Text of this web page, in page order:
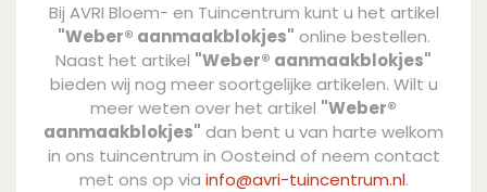
Bij AVRI Bloem- en Tuincentrum kunt u het artikel
"Weber® aanmaakblokjes" online bestellen.
Naast het artikel "Weber® aanmaakblokjes"
bieden wij nog meer soortgelijke artikelen. Wilt u
meer weten over het artikel "Weber®
aanmaakblokjes" dan bent u van harte welkom
in ons tuincentrum in Oosteind of neem contact
met ons op via info@avri-tuincentrum.nl.